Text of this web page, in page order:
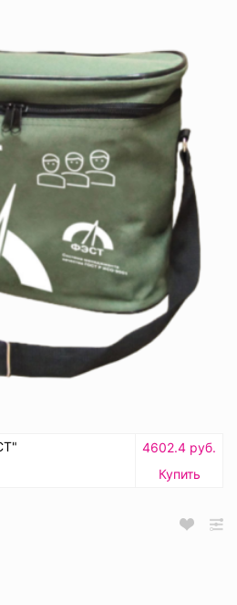
4602.4 руб.
Купить